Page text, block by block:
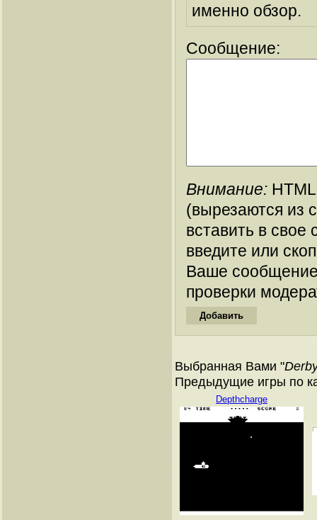
именно обзор.
Сообщение:
Внимание:
(вырезаются из
вставить в
введите или
Ваше
проверки
Выбранная Вами "
Предыдущие игры по
Depthcharge